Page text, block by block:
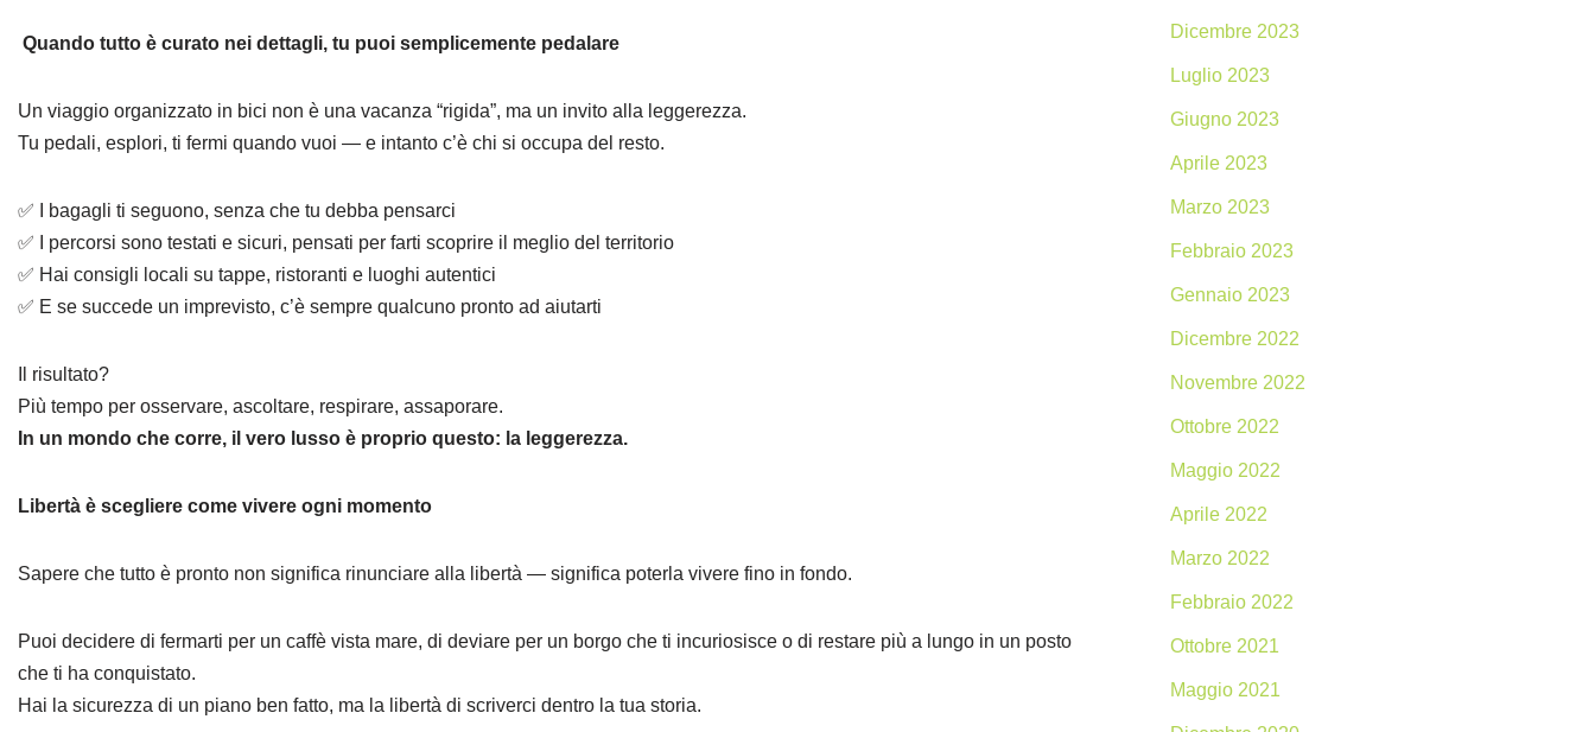
Quando tutto è curato nei dettagli, tu puoi semplicemente pedalare
Un viaggio organizzato in bici non è una vacanza “rigida”, ma un invito alla leggerezza.
Tu pedali, esplori, ti fermi quando vuoi — e intanto c’è chi si occupa del resto.
✅ I bagagli ti seguono, senza che tu debba pensarci
✅ I percorsi sono testati e sicuri, pensati per farti scoprire il meglio del territorio
✅ Hai consigli locali su tappe, ristoranti e luoghi autentici
✅ E se succede un imprevisto, c’è sempre qualcuno pronto ad aiutarti
Il risultato?
Più tempo per osservare, ascoltare, respirare, assaporare.
In un mondo che corre, il vero lusso è proprio questo: la leggerezza.
Libertà è scegliere come vivere ogni momento
Sapere che tutto è pronto non significa rinunciare alla libertà — significa poterla vivere fino in fondo.
Puoi decidere di fermarti per un caffè vista mare, di deviare per un borgo che ti incuriosisce o di restare più a lungo in un posto
che ti ha conquistato.
Hai la sicurezza di un piano ben fatto, ma la libertà di scriverci dentro la tua storia.
Dicembre 2023
Luglio 2023
Giugno 2023
Aprile 2023
Marzo 2023
Febbraio 2023
Gennaio 2023
Dicembre 2022
Novembre 2022
Ottobre 2022
Maggio 2022
Aprile 2022
Marzo 2022
Febbraio 2022
Ottobre 2021
Maggio 2021